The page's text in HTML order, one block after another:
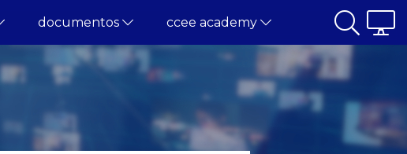
documentos ccee academy